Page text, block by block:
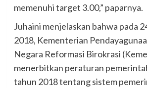
memenuhi target 3.00,” paparnya.
Juhaini menjelaskan bahwa pada
2018, Kementerian
Negara Reformasi Birokrasi
menerbitkan peraturan
tahun 2018 tentang sistem